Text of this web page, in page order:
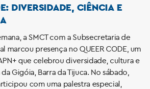
DIVERSIDADE, CIÊNCIA E
a SMCT com a Subsecretaria de
marcou presença no QUEER CODE, um
que celebrou diversidade, cultura e
Gigóia, Barra da Tijuca. No sábado,
com uma palestra especial,